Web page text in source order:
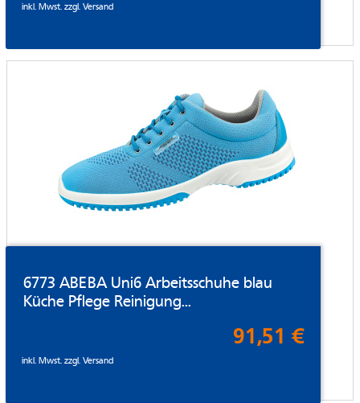
inkl. Mwst. zzgl.Versand
6773 ABEBA Uni6 Arbeitsschuhe blau
Küche Pflege Reinigung...
91,51 €
inkl. Mwst. zzgl.Versand